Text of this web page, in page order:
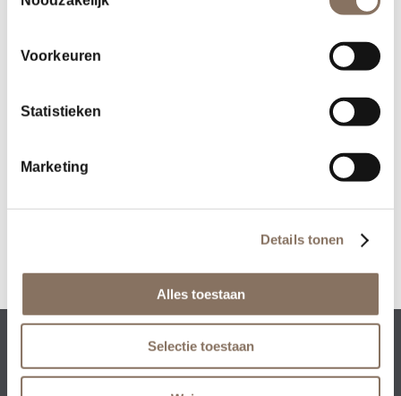
Voorkeuren
Statistieken
Marketing
Details tonen
Alles toestaan
Selectie toestaan
Rezidenz Development BV • Collseweg 23 • 5674
TR Nuenen